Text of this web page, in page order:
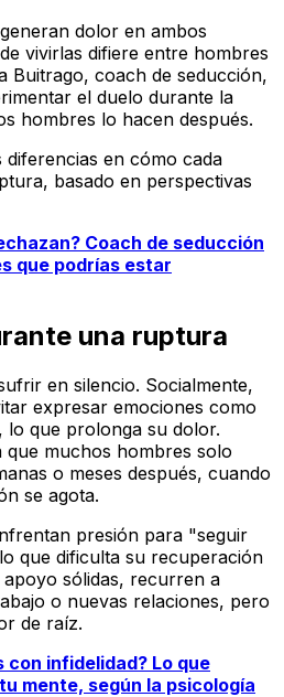
dolor en ambos
vivirlas difiere entre hombres
Buitrago, coach de seducción,
el duelo durante la
hombres lo hacen después.
en cómo cada
basado en perspectivas
Coach de seducción
que podrías estar
una ruptura
en silencio. Socialmente,
expresar emociones como
lo que prolonga su dolor.
que muchos hombres solo
o meses después, cuando
se agota.
presión para "seguir
que dificulta su recuperación
sólidas, recurren a
o nuevas relaciones, pero
de raíz.
con infidelidad? Lo que
mente, según la psicología